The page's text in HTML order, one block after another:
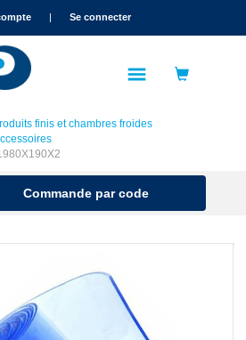
| Se connecter
finis et chambres froides
Commande par code